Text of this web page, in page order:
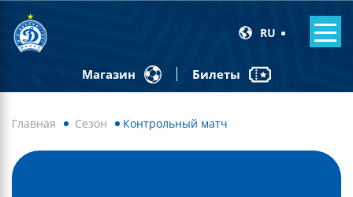
RU
Магазин Билеты
Главная Сезон Контрольный матч